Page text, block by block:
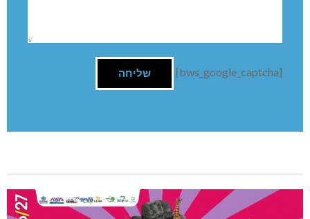
[bws_google_captcha]